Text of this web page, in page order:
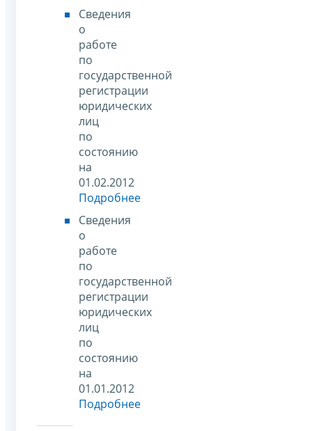
Сведения
о
работе
по
государственной
регистрации
юридических
лиц
по
состоянию
на
01.02.2012
Подробнее
Сведения
о
работе
по
государственной
регистрации
юридических
лиц
по
состоянию
на
01.01.2012
Подробнее